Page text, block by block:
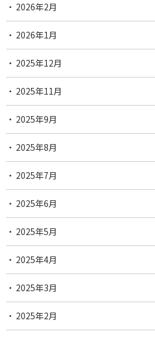
2026年2月
2026年1月
2025年12月
2025年11月
2025年9月
2025年8月
2025年7月
2025年6月
2025年5月
2025年4月
2025年3月
2025年2月